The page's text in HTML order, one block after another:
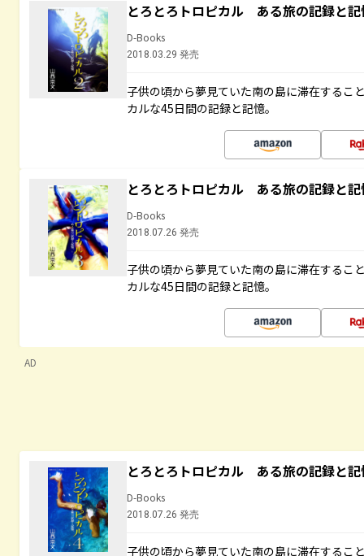
とろとろトロピカル ある旅の記録と
D-Books
2018.03.29 発売
子供の頃から夢見ていた南の島に滞在するこ
カルな45日間の記録と記憶。
とろとろトロピカル ある旅の記録と
D-Books
2018.07.26 発売
子供の頃から夢見ていた南の島に滞在するこ
カルな45日間の記録と記憶。
AD
とろとろトロピカル ある旅の記録と
D-Books
2018.07.26 発売
子供の頃から夢見ていた南の島に滞在するこ